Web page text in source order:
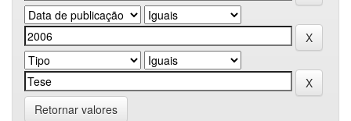
Retornar valores